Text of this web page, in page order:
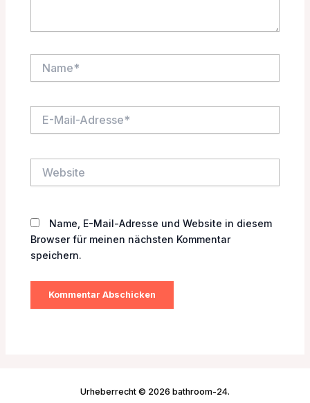
Mail-
Name, E-Mail-Adresse und Website in diesem
Browser für meinen nächsten Kommentar
speichern.
Urheberrecht © 2026 bathroom-24.